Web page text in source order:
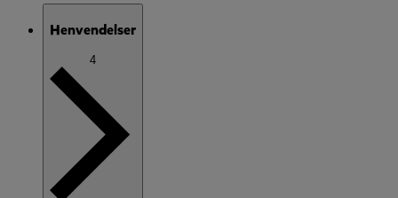
Henvendelser
4